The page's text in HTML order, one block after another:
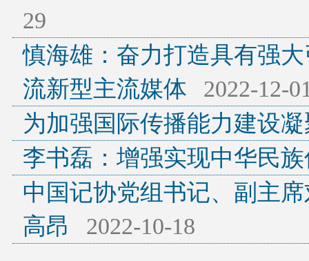
29
慎海雄：奋力打造具有强
流新型主流媒体
2022-12-
为加强国际传播能力建设
李书磊：增强实现中华民
中国记协党组书记、副主
高昂
2022-10-18